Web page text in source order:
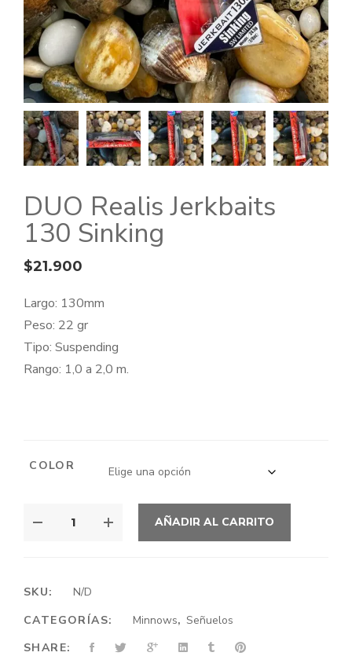
DUO Realis Jerkbaits
130 Sinking
$21.900
Largo: 130mm
Peso: 22 gr
Tipo: Suspending
Rango: 1,0 a 2,0 m.
COLOR
SINKING
AÑADIR AL CARRITO
SKU:
N/D
CATEGORÍAS:
Minnows, Señuelos
SHARE: